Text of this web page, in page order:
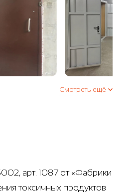
Смотреть ещё
арт. 1087 от «Фабрики
токсичных продуктов